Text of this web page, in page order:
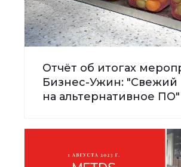
Отчёт об итогах
Бизнес-Ужин: "Свежий
на альтернативное ПО"